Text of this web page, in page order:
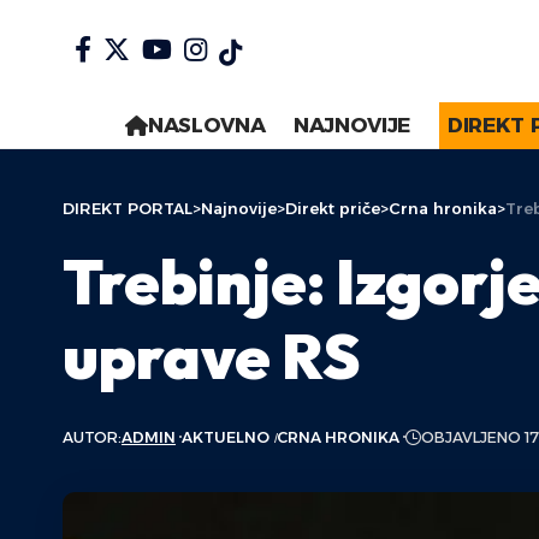
NASLOVNA NAJNOVIJE DIREKT
DIREKT PORTAL>Najnovije>Direkt priče>Crna hronika>
Trebinje:
uprave RS
AUTOR:ADMIN AKTUELNO CRNA HRONIKA OBJAVLJENO